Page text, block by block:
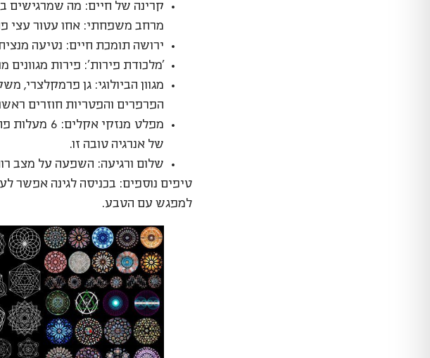
קרינה של חיים: מה שמרגישים
מרחב משפחתי: אחו עטור עצי
ירושה תומכת חיים: נטיעה
'מלכודת פירות': פירות
מגוון הביולוגי: גן פרמקלצרי,
הפרפרים והפטריות חוזרים
מפלט
של אנרגיה טובה זו.
שלום ורגיעה: השפעה על מצב
טיפים נוספים: בכניסה לגינה אפשר
למפגש עם הטבע.